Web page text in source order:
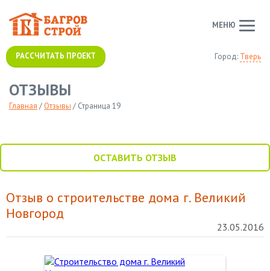
Город: Тверь
РАССЧИТАТЬ ПРОЕКТ
МЕНЮ
ОТЗЫВЫ
Главная / Отзывы / Страница 19
ОСТАВИТЬ ОТЗЫВ
Отзыв о строительстве дома г. Великий
Новгород
23.05.2016